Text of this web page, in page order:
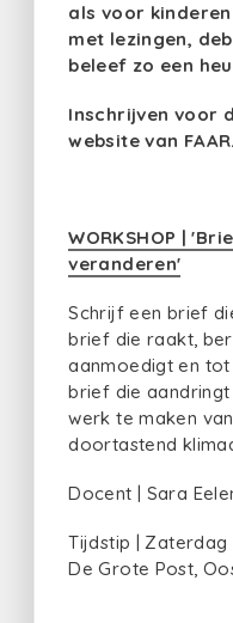
als voor
met lezingen,
beleef zo een
Inschrijven voor
website van
WORKSHOP |
veranderen'
Schrijf een brief
brief die raakt,
aanmoedigt en tot
brief die
werk te maken
doortastend
Docent | Sara
Tijdstip | Zaterdag
De Grote Post,